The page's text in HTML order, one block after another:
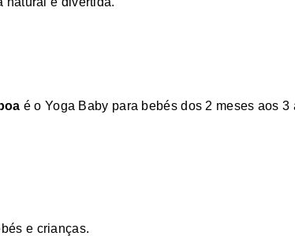
é o Yoga Baby para bebés dos 2 meses aos 3
e crianças.